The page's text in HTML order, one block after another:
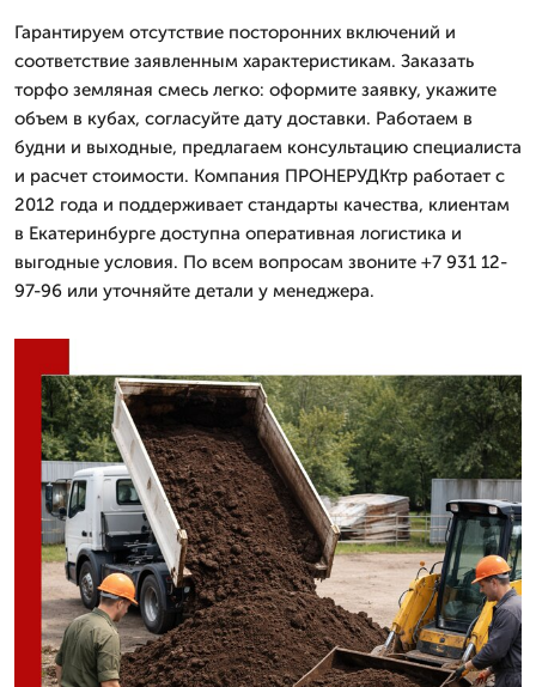
Гарантируем отсутствие посторонних включений и
соответствие заявленным характеристикам. Заказать
торфо земляная смесь легко: оформите заявку, укажите
объем в кубах, согласуйте дату доставки. Работаем в
будни и выходные, предлагаем консультацию специалиста
и расчет стоимости. Компания ПРОНЕРУДКтр работает с
2012 года и поддерживает стандарты качества, клиентам
в Екатеринбурге доступна оперативная логистика и
выгодные условия. По всем вопросам звоните +7 931 12-
97-96 или уточняйте детали у менеджера.